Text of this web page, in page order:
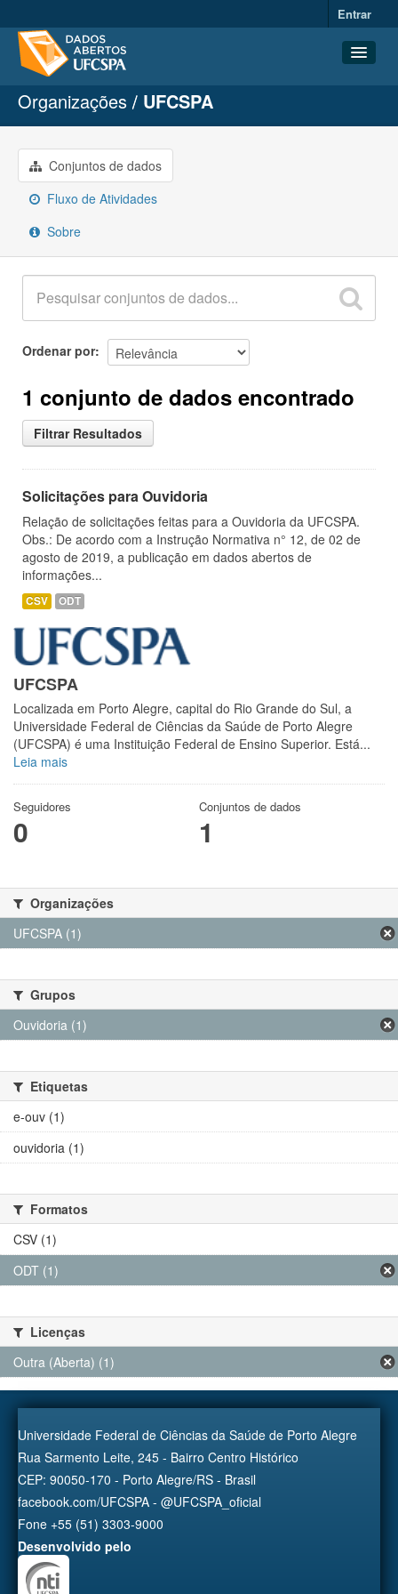
Entrar
Conjuntos de dados
Organizações
Grupos
Sobre
Organizações UFCSPA
Conjuntos de dados
Fluxo de Atividades
Sobre
Ordenar por
1 conjunto de dados encontrado
Filtrar Resultados
Solicitações para Ouvidoria
Relação de solicitações feitas para a Ouvidoria da UFCSPA.
Obs.: De acordo com a Instrução Normativa n° 12, de 02 de
agosto de 2019, a publicação em dados abertos de
informações...
CSV ODT
UFCSPA
Localizada em Porto Alegre, capital do Rio Grande do Sul, a
Universidade Federal de Ciências da Saúde de Porto Alegre
(UFCSPA) é uma Instituição Federal de Ensino Superior. Está...
Leia mais
Seguidores
0
Conjuntos de dados
1
Organizações
UFCSPA (1)
Grupos
Ouvidoria (1)
Etiquetas
e-ouv (1)
ouvidoria (1)
Formatos
CSV (1)
ODT (1)
Licenças
Outra (Aberta) (1)
Universidade Federal de Ciências da Saúde de Porto Alegre
Rua Sarmento Leite, 245 - Bairro Centro Histórico
CEP: 90050-170 - Porto Alegre/RS - Brasil
facebook.com/UFCSPA - @UFCSPA_oficial
Fone +55 (51) 3303-9000
Desenvolvido pelo